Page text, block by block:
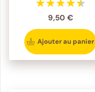
9,50 €
Ajouter au panier